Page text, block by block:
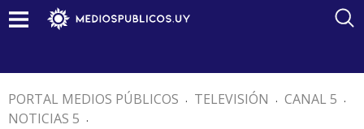
PORTAL MEDIOS PÚBLICOS . TELEVISIÓN . CANAL 5 .
NOTICIAS 5 .